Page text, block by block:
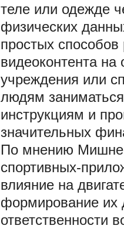
теле или одежде
физических
простых способов
видеоконтента
учреждения или
людям
инструкциям и
значительных
По мнению
спортивных-
влияние на
формирование их
ответственности